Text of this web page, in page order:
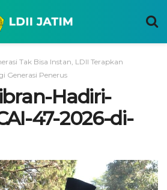
Tak Bisa Instan, LDII Terapkan
Generasi Penerus
Hadiri-
47-2026-di-